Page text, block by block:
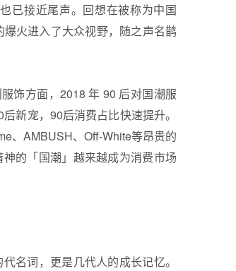
已接近尾声。回想在被称为中国
火进入了大众视野，随之声名鹊
饰方面，2018 年 90 后对国潮服
新宠，90后消费占比快速提升。
、AMBUSH、Off-White等昂贵的
的「国潮」越来越成为消费市场
名词，更是几代人的成长记忆。